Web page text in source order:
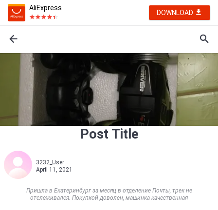
AliExpress
DOWNLOAD
Post Title
3232_User
April 11, 2021
Пришла в Екатеринбург за месяц в отделение Почты, трек не
отслеживался. Покупкой доволен, машинка качественная